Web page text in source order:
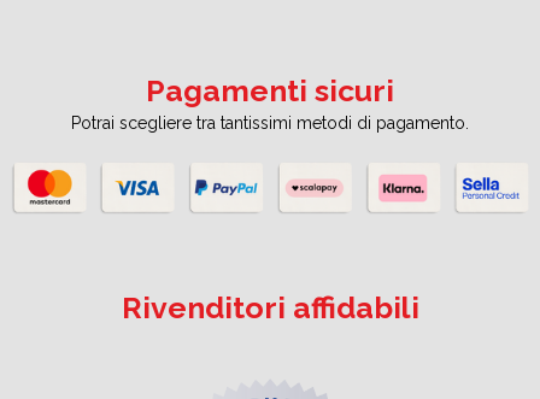
Pagamenti sicuri
Potrai scegliere tra tantissimi metodi di pagamento.
Rivenditori affidabili